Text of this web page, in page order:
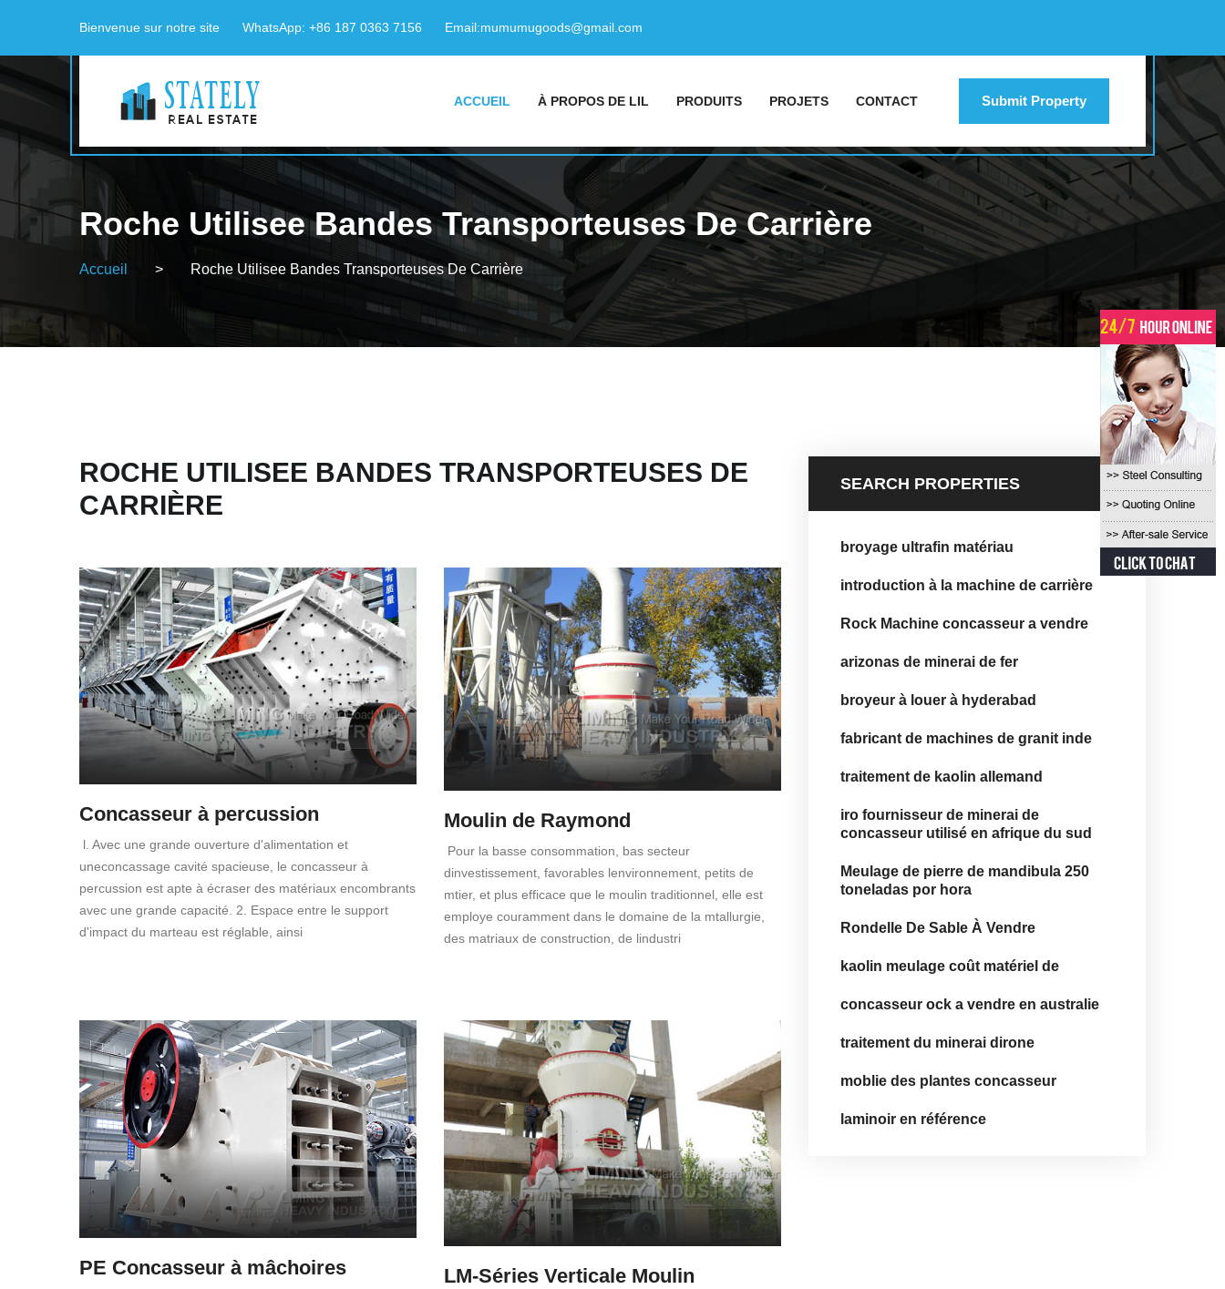
Bienvenue sur notre site WhatsApp: +86 187 0363 7156 Email:mumumugoods@gmail.com
ACCUEIL À PROPOS DE LIL PRODUITS PROJETS CONTACT Submit Property
Roche Utilisee Bandes Transporteuses De Carrière
Accueil > Roche Utilisee Bandes Transporteuses De Carrière
ROCHE UTILISEE BANDES TRANSPORTEUSES DE
CARRIÈRE
Concasseur à percussion
l. Avec une grande ouverture d'alimentation et
uneconcassage cavité spacieuse, le concasseur à
percussion est apte à écraser des matériaux encombrants
avec une grande capacité. 2. Espace entre le support
d'impact du marteau est réglable, ainsi
Moulin de Raymond
Pour la basse consommation, bas secteur
dinvestissement, favorables lenvironnement, petits de
mtier, et plus efficace que le moulin traditionnel, elle est
employe couramment dans le domaine de la mtallurgie,
des matriaux de construction, de lindustri
PE Concasseur à mâchoires LM-Séries Verticale Moulin
SEARCH PROPERTIES
broyage ultrafin matériau
introduction à la machine de carrière
Rock Machine concasseur a vendre
arizonas de minerai de fer
broyeur à louer à hyderabad
fabricant de machines de granit inde
traitement de kaolin allemand
iro fournisseur de minerai de
concasseur utilisé en afrique du sud
Meulage de pierre de mandibula 250
toneladas por hora
Rondelle De Sable À Vendre
kaolin meulage coût matériel de
concasseur ock a vendre en australie
traitement du minerai dirone
moblie des plantes concasseur
laminoir en référence